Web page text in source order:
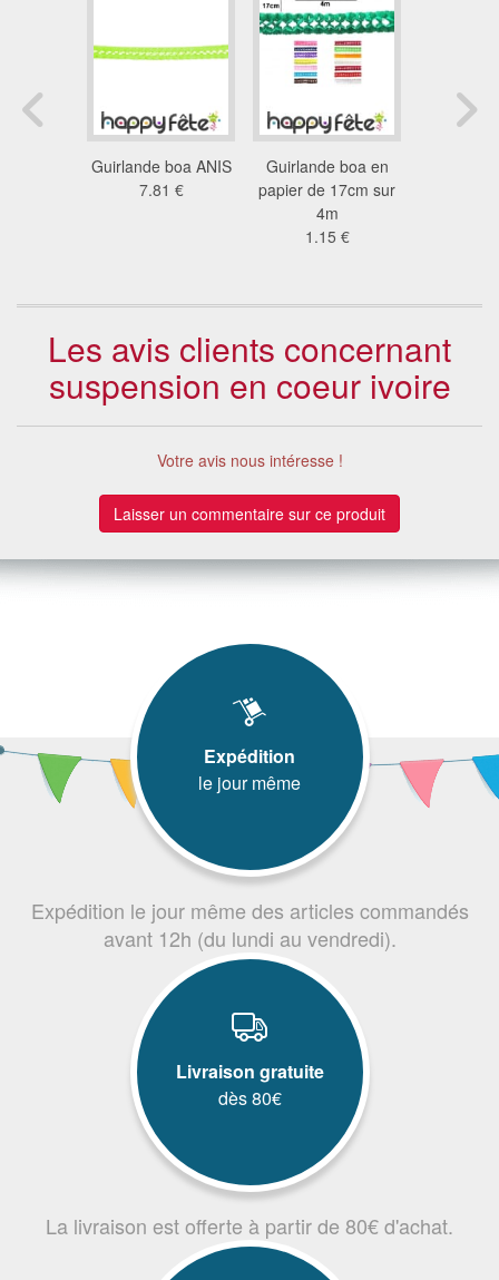
Guirlande boa ANIS
7.81 €
Guirlande boa en
papier de 17cm sur
4m
1.15 €
Les avis clients concernant
suspension en coeur ivoire
Votre avis nous intéresse !
Laisser un commentaire sur ce produit
Expédition
le jour même
Expédition le jour même des articles commandés
avant 12h (du lundi au vendredi).
Livraison gratuite
dès 80€
La livraison est offerte à partir de 80€ d'achat.